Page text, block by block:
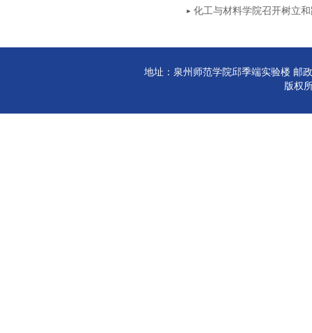
化工与材料学院召开树立
地址：泉州师范学院邱季端实验楼 邮
版权